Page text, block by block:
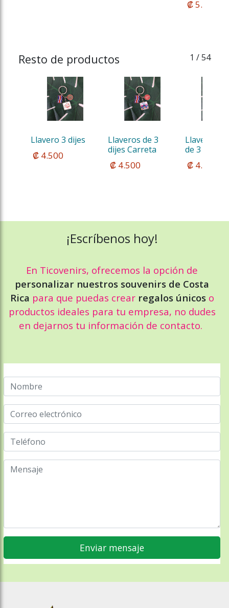
₡ 5.000
Resto de productos 1 / 54
Llavero 3 dijes
₡ 4.500
Llaveros de 3
dijes Carreta
₡ 4.500
Llavero
de 3 dijes
₡ 4.500
¡Escríbenos hoy!
En Ticovenirs, ofrecemos la opción de
personalizar nuestros souvenirs de Costa
Rica para que puedas crear regalos únicos o
productos ideales para tu empresa, no dudes
en dejarnos tu información de contacto.